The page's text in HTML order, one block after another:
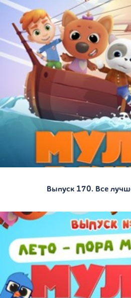
Выпуск 170. Все